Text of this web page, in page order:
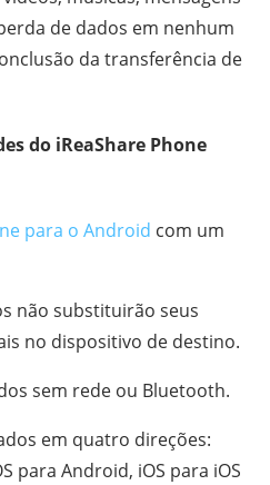
de dados em nenhum
da transferência de
do iReaShare Phone
para o Android com um
não substituirão seus
no dispositivo de destino.
sem rede ou Bluetooth.
em quatro direções:
para Android, iOS para iOS